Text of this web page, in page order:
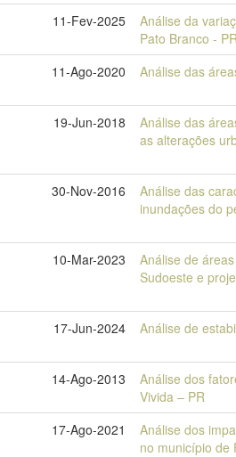
11-Fev-2025
Análise da
Pato Branco -
11-Ago-2020 Análise das
19-Jun-2018
Análise das
as alterações
30-Nov-2016
Análise das
inundações do
10-Mar-2023
Análise de
Sudoeste e
17-Jun-2024 Análise de
14-Ago-2013
Análise dos
Vivida – PR
17-Ago-2021
Análise dos
no município de